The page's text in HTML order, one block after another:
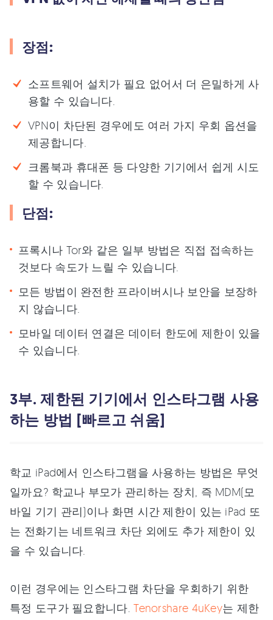
장점:
소프트웨어 설치가 필요 없어서 더 은밀하게 사
용할 수 있습니다.
VPN이 차단된 경우에도 여러 가지 우회 옵션을
제공합니다.
크롬북과 휴대폰 등 다양한 기기에서 쉽게 시도
할 수 있습니다.
단점:
프록시나 Tor와 같은 일부 방법은 직접 접속하는
것보다 속도가 느릴 수 있습니다.
모든 방법이 완전한 프라이버시나 보안을 보장하
지 않습니다.
모바일 데이터 연결은 데이터 한도에 제한이 있을
수 있습니다.
3부. 제한된 기기에서 인스타그램 사용
하는 방법 [빠르고 쉬움]
학교 iPad에서 인스타그램을 사용하는 방법은 무엇
일까요? 학교나 부모가 관리하는 장치, 즉 MDM(모
바일 기기 관리)이나 화면 시간 제한이 있는 iPad 또
는 전화기는 네트워크 차단 외에도 추가 제한이 있
을 수 있습니다.
이런 경우에는 인스타그램 차단을 우회하기 위한
특정 도구가 필요합니다.Tenorshare 4uKey는 제한